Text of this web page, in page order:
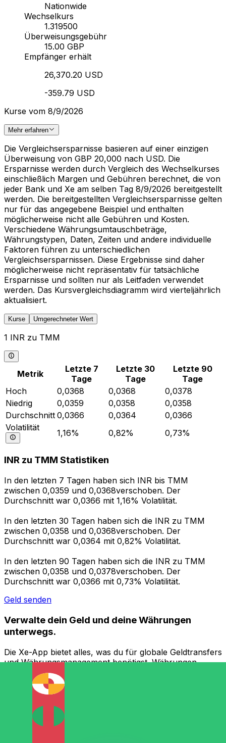
Nationwide
Wechselkurs
1.319500
Überweisungsgebühr
15.00 GBP
Empfänger erhält
26,370.20 USD
-359.79 USD
Kurse vom 8/9/2026
Mehr erfahren
Die Vergleichsersparnisse basieren auf einer einzigen
Überweisung von GBP 20,000 nach USD. Die
Ersparnisse werden durch Vergleich des Wechselkurses
einschließlich Margen und Gebühren berechnet, die von
jeder Bank und Xe am selben Tag 8/9/2026 bereitgestellt
werden. Die bereitgestellten Vergleichsersparnisse gelten
nur für das angegebene Beispiel und enthalten
möglicherweise nicht alle Gebühren und Kosten.
Verschiedene Währungsumtauschbeträge,
Währungstypen, Daten, Zeiten und andere individuelle
Faktoren führen zu unterschiedlichen
Vergleichsersparnissen. Diese Ergebnisse sind daher
möglicherweise nicht repräsentativ für tatsächliche
Ersparnisse und sollten nur als Leitfaden verwendet
werden. Das Kursvergleichsdiagramm wird vierteljährlich
aktualisiert.
Kurse Umgerechneter Wert
1 INR zu TMM
Metrik
Letzte 7
Tage
Letzte 30
Tage
Letzte 90
Tage
Hoch
0,0368 0,0368
0,0378
Niedrig
0,0359 0,0358
0,0358
Durchschnitt 0,0366 0,0364
0,0366
Volatilität
1,16% 0,82% 0,73%
INR zu TMM Statistiken
In den letzten 7 Tagen haben sich INR bis TMM
zwischen 0,0359 und 0,0368verschoben. Der
Durchschnitt war 0,0366 mit 1,16% Volatilität.
In den letzten 30 Tagen haben sich die INR zu TMM
zwischen 0,0358 und 0,0368verschoben. Der
Durchschnitt war 0,0364 mit 0,82% Volatilität.
In den letzten 90 Tagen haben sich die INR zu TMM
zwischen 0,0358 und 0,0378verschoben. Der
Durchschnitt war 0,0366 mit 0,73% Volatilität.
Geld senden
Verwalte dein Geld und deine Währungen
unterwegs.
Die Xe-App bietet alles, was du für globale Geldtransfers
und Währungsmanagement benötigst. Währungen
umrechnen, Kursbenachrichtigungen einrichten und
Geld ins Ausland überweisen, ohne versteckte
Gebühren. Heute herunterladen!